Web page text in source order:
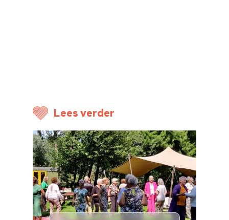
Lees verder